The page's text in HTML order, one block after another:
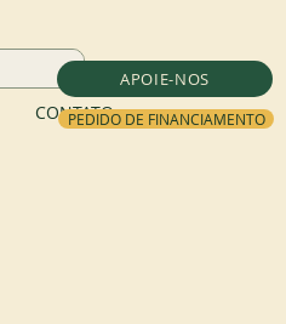
APOIE-NOS
PEDIDO DE FINANCIAMENTO
CONTATO